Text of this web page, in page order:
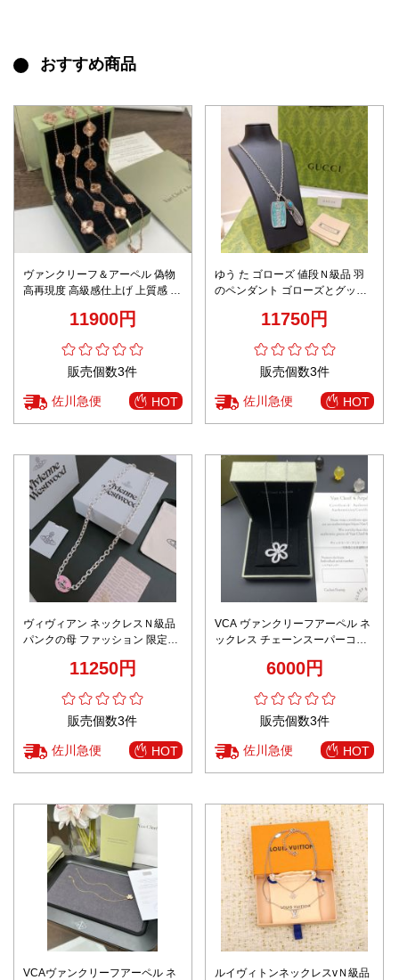
おすすめ商品
ヴァンクリーフ＆アーペル 偽物
高再現度 高級感仕上げ 上質感 ロ
11900円
販売個数3件
佐川急便 HOT
ゆう た ゴローズ 値段Ｎ級品 羽
のペンダント ゴローズとグッチ
ンクロッカー シルバー
11750円
販売個数3件
佐川急便 HOT
ヴィヴィアン ネックレスＮ級品
パンクの母 ファッション 限定の
11250円
販売個数3件
佐川急便 HOT
VCA ヴァンクリーフアーペル ネ
ックレス チェーンスーパーコピ
6000円
販売個数3件
佐川急便 HOT
VCAヴァンクリーフアーペル ネ
ルイヴィトンネックレスvＮ級品